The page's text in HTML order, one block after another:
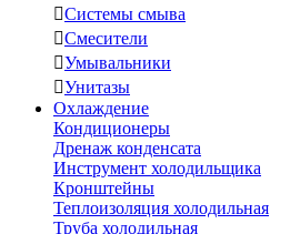
Системы смыва
Смесители
Умывальники
Унитазы
Охлаждение
Кондиционеры
Дренаж конденсата
Инструмент холодильщика
Кронштейны
Теплоизоляция холодильная
Труба холодильная